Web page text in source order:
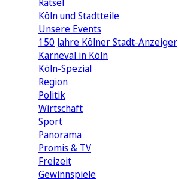
Köln und Stadtteile
Unsere Events
150 Jahre Kölner Stadt-Anzeiger
Karneval in Köln
Köln-Spezial
Region
Politik
Wirtschaft
Sport
Panorama
Promis & TV
Freizeit
Gewinnspiele